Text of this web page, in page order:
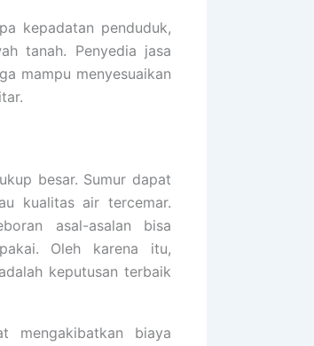
kepadatan penduduk,
tanah. Penyedia jasa
mampu menyesuaikan
besar. Sumur dapat
kualitas air tercemar.
asal-asalan bisa
Oleh karena itu,
keputusan terbaik
mengakibatkan biaya